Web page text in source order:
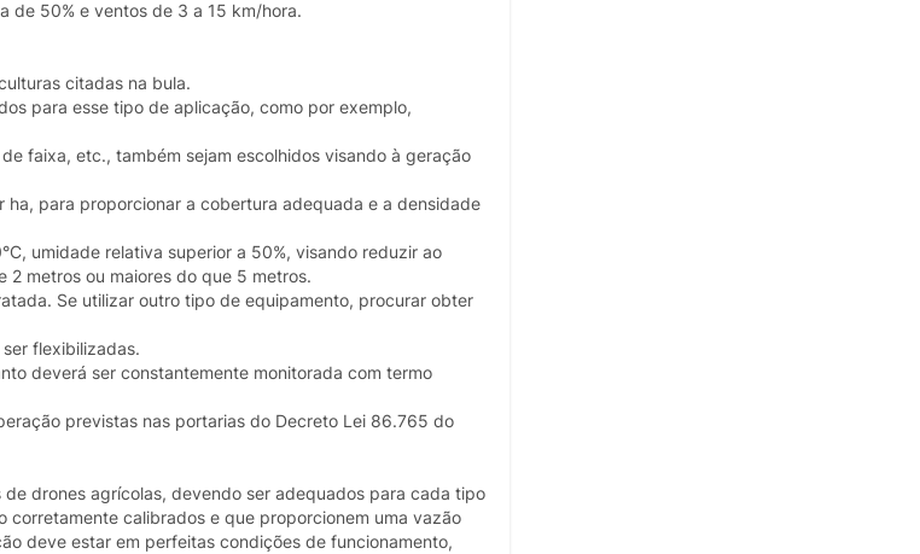
de 50% e ventos de 3 a 15 km/hora.
citadas na bula.
para esse tipo de aplicação, como por exemplo,
faixa, etc., também sejam escolhidos visando à geração
para proporcionar a cobertura adequada e a densidade
umidade relativa superior a 50%, visando reduzir ao
2 metros ou maiores do que 5 metros.
Se utilizar outro tipo de equipamento, procurar obter
flexibilizadas.
deverá ser constantemente monitorada com termo
previstas nas portarias do Decreto Lei 86.765 do
drones agrícolas, devendo ser adequados para cada tipo
calibrados e que proporcionem uma vazão
deve estar em perfeitas condições de funcionamento,